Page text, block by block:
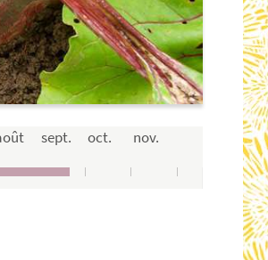
sept. oct. nov.